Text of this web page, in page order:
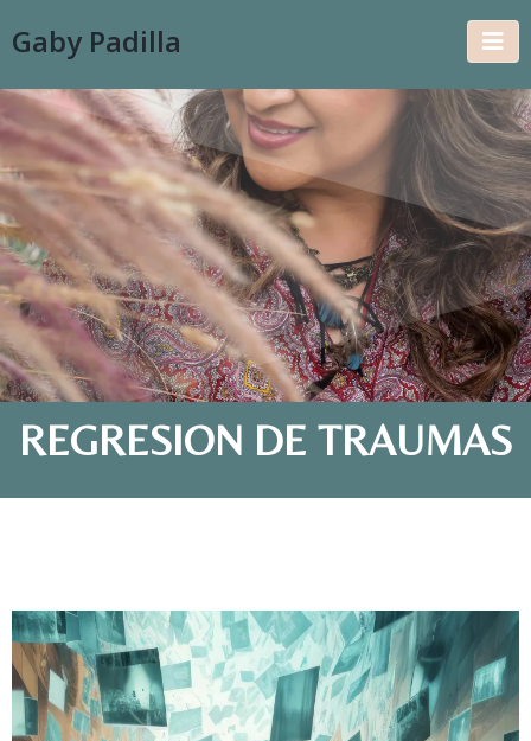
Gaby Padilla
REGRESION DE TRAUMAS